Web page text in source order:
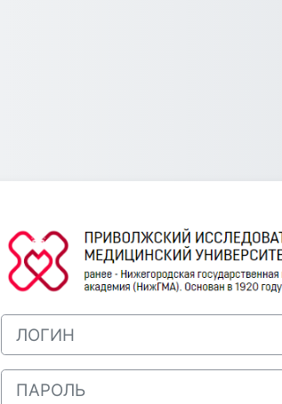
Зайти
ЛОГИН
ПАРОЛЬ